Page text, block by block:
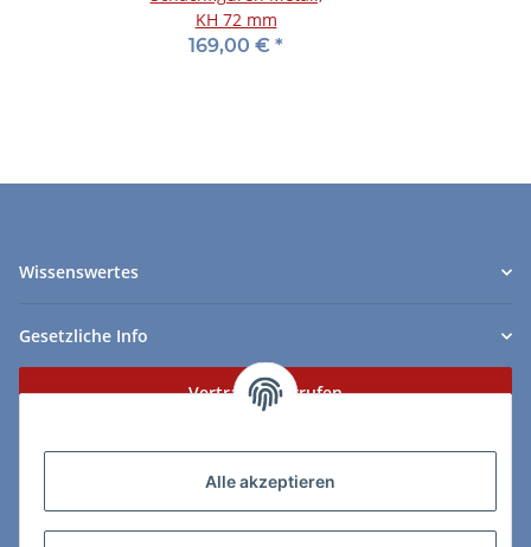
Alle akzeptieren
KH 72 mm
169,00 € *
Wissenswertes
Gesetzliche Info
Vertrag widerrufen